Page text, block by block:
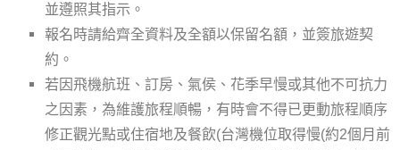
並遵照其指示。
報名時請給齊全資料及全額以保留名額，並簽旅遊契
約。
若因飛機航班、訂房、氣侯、花季早慢或其他不可抗力
之因素，為維護旅程順暢，有時會不得已更動旅程順序
修正觀光點或住宿地及餐飲(台灣機位取得慢(約2個月前